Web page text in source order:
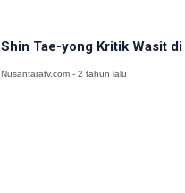
Shin Tae-yong Kritik Wasit
Nusantaratv.com - 2 tahun lalu